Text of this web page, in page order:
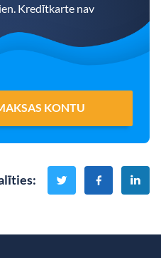
Kredītkarte nav
KONTU
: